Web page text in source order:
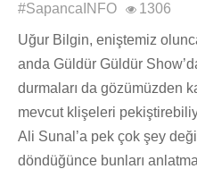
#SapancaINFO 1306
Uğur Bilgin, eniştemiz
anda Güldür Güldür
durmaları da gözümüzden
mevcut klişeleri
Ali Sunal’a pek çok şey
döndüğünce bunları